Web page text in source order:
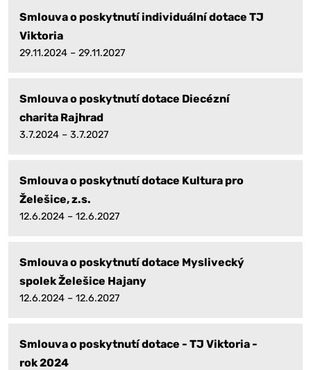
Smlouva o poskytnutí individuální dotace TJ
Viktoria
29.11.2024 – 29.11.2027
Smlouva o poskytnutí dotace Diecézní
charita Rajhrad
3.7.2024 – 3.7.2027
Smlouva o poskytnutí dotace Kultura pro
Želešice, z.s.
12.6.2024 – 12.6.2027
Smlouva o poskytnutí dotace Myslivecký
spolek Želešice Hajany
12.6.2024 – 12.6.2027
Smlouva o poskytnutí dotace - TJ Viktoria -
rok 2024